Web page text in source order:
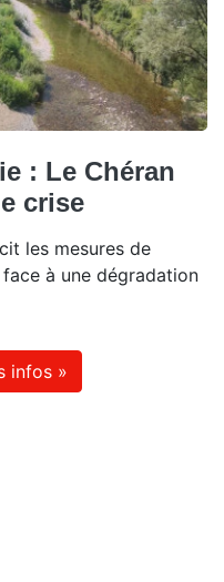
: Le Chéran
crise
les mesures de
à une dégradation
infos »